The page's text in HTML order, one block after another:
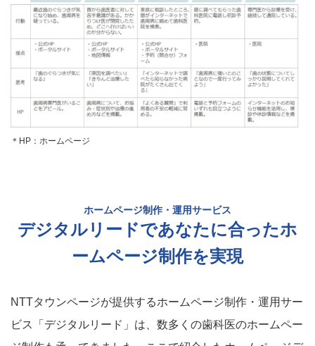
＊HP：ホームページ
ホームページ制作・運用サービス
デジタルリードであなたに合ったホ
ームページ制作を実現
NTTタウンページが提供するホームページ制作・運用サー
ビス「デジタルリード」は、数多くの歯科医のホームペー